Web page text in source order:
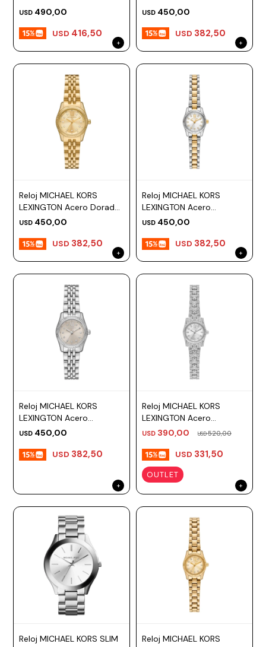
Esfera 22mm
USD 490,00
USD 416,50
Plateado Esfera 26mm
USD 450,00
USD 382,50
Reloj MICHAEL KORS
LEXINGTON Acero Dorado
Esfera 26mm
USD 450,00
USD 382,50
Reloj MICHAEL KORS
LEXINGTON Acero
Combinado Esfera 19mm
USD 450,00
USD 382,50
Reloj MICHAEL KORS
LEXINGTON Acero
Plateado Esfera 26mm
USD 450,00
USD 382,50
Reloj MICHAEL KORS
LEXINGTON Acero
Plateado Esfera 19mm
USD 390,00 USD520,00
USD 331,50
OUTLET
Reloj MICHAEL KORS SLIM
Reloj MICHAEL KORS